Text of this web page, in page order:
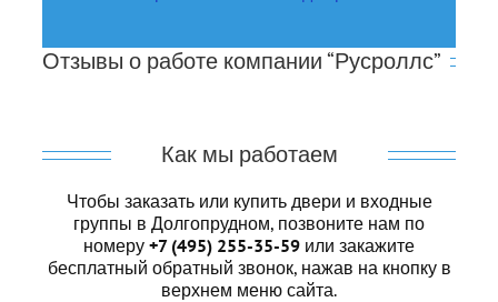
Отзывы о работе компании “Русроллс”
Как мы работаем
Чтобы заказать или купить двери и входные
группы в Долгопрудном, позвоните нам по
номеру +7 (495) 255-35-59 или закажите
бесплатный обратный звонок, нажав на кнопку в
верхнем меню сайта.